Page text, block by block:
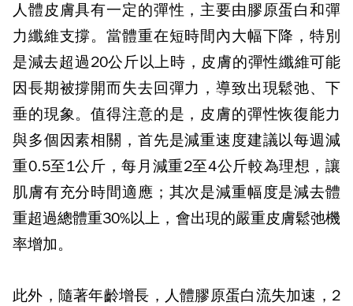
人體皮膚具有一定的彈性，主要由膠原蛋白和彈
力纖維支撐。當體重在短時間內大幅下降，特別
是減去超過20公斤以上時，皮膚的彈性纖維可能
因長期被撐開而失去回彈力，導致出現鬆弛、下
垂的現象。值得注意的是，皮膚的彈性恢復能力
與多個因素相關，首先是減重速度建議以每週減
重0.5至1公斤，每月減重2至4公斤較為理想，讓
肌膚有充分時間適應；其次是減重幅度是減去體
重超過總體重30%以上，會出現的嚴重皮膚鬆弛機
率增加。
此外，隨著年齡增長，人體膠原蛋白流失加速，2